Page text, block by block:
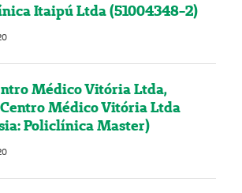
Itaipú Ltda (51004348-2)
Médico Vitória Ltda,
Médico Vitória Ltda
Policlínica Master)